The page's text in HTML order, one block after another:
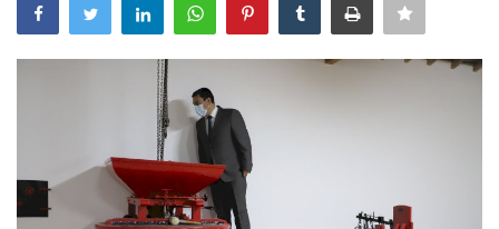
Desporto
Educação